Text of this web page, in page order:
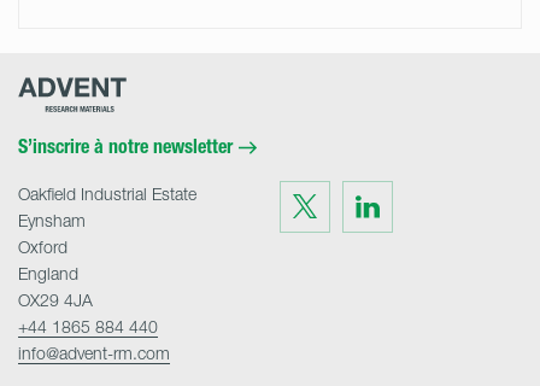
Advent
S’inscrire à notre newsletter
Visit
us
on
Twitter
Visit
on
LinkedIn
Oakfield Industrial Estate
Eynsham
Oxford
England
OX29 4JA
+44 1865 884 440
info@advent-rm.com